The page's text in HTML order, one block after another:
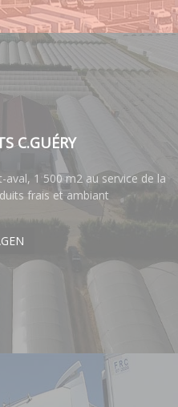
C.GUÉRY
1 500 m2 au service de la
frais et ambiant